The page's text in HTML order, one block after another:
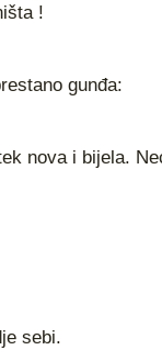
!
gunđa:
nova i bijela.
sebi.